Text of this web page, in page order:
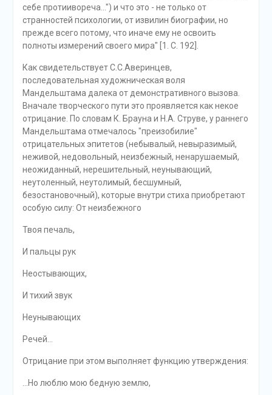
себе протиивореча...") и что это - не только от
странностей психологии, от извилин биографии, но
прежде всего потому, что иначе ему не освоить
полноты измерений своего мира" [1. С. 192].
Как свидетельствует С.С.Аверинцев,
последовательная художническая воля
Мандельштама далека от демонстративного вызова.
Вначале творческого пути это проявляется как некое
отрицание. По словам К. Брауна и Н.А. Струве, у раннего
Мандельштама отмечалось "преизобилие"
отрицательных эпитетов (небывалый, невыразимый,
неживой, недовольный, неизбежный, ненарушаемый,
неожиданный, нерешительный, неунывающий,
неутоленный, неутолимый, бесшумный,
безостановочный), которые внутри стиха приобретают
особую силу: От неизбежного
Твоя печаль,
И пальцы рук
Неостывающих,
И тихий звук
Неунывающих
Речей...
Отрицание при этом выполняет функцию утверждения:
...Но люблю мою бедную землю,